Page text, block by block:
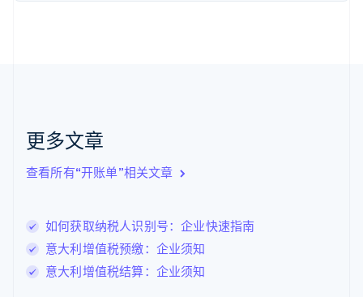
更多文章
查看所有“开账单”相关文章
如何获取纳税人识别号：企业快速指南
意大利增值税预缴：企业须知
意大利增值税结算：企业须知
English Italiano
拉脱维亚
立陶宛
DeutschEnglish
卢森堡
FrançaisDeutschEnglish
罗马尼亚